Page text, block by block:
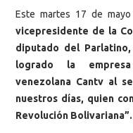
Este martes 17 de
vicepresidente de la
diputado del
logrado la
venezolana Cantv al
nuestros días, quien
Revolución Bolivariana”.